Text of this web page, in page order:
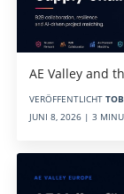
AE Valley and
VERÖFFENTLICHT
JUNI 8, 2026 | 3